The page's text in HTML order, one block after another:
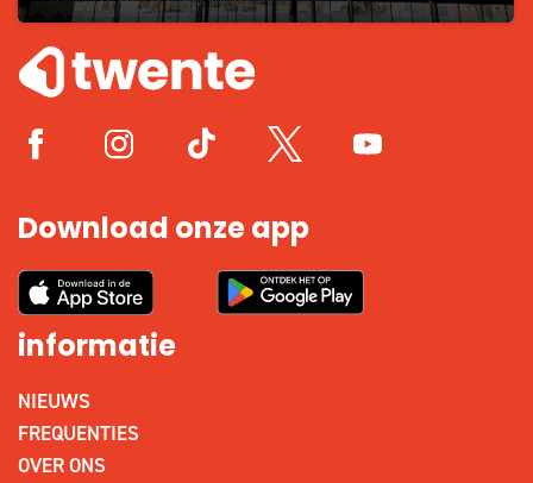
Download onze app
informatie
NIEUWS
FREQUENTIES
OVER ONS